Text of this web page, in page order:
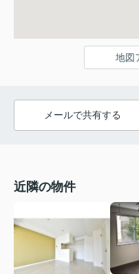
地図
メールで共有する
近隣の物件